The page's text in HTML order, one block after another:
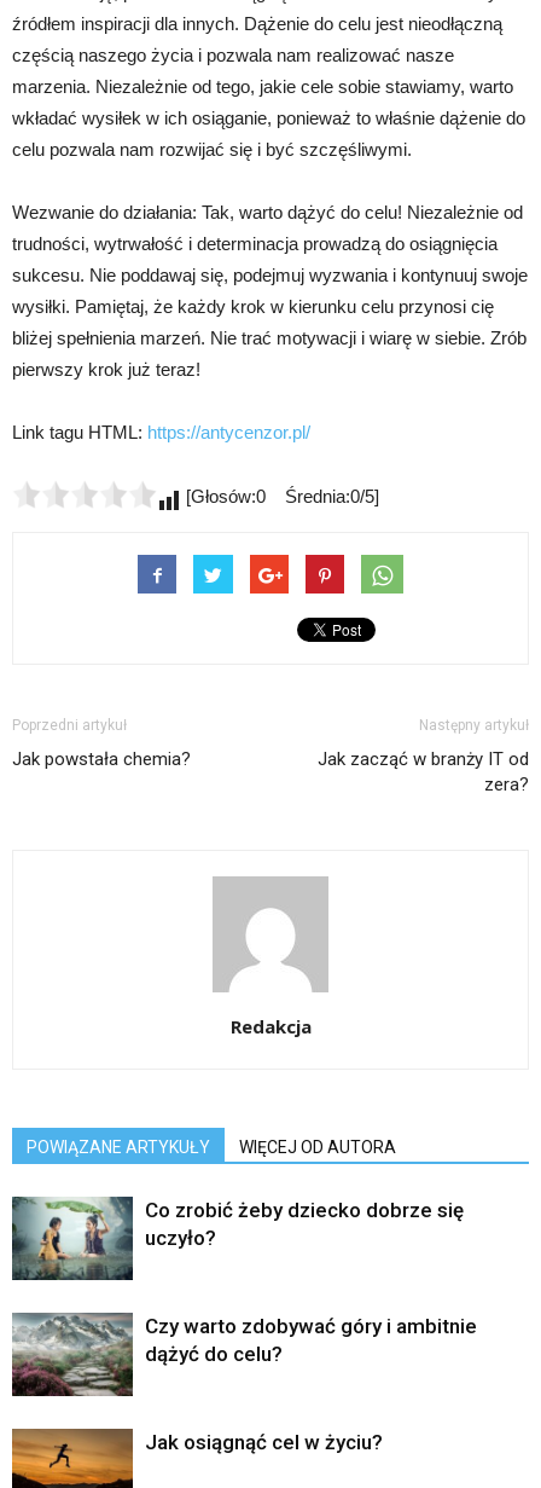
źródłem inspiracji dla innych. Dążenie do celu jest nieodłączną
częścią naszego życia i pozwala nam realizować nasze
marzenia. Niezależnie od tego, jakie cele sobie stawiamy, warto
wkładać wysiłek w ich osiąganie, ponieważ to właśnie dążenie do
celu pozwala nam rozwijać się i być szczęśliwymi.
Wezwanie do działania: Tak, warto dążyć do celu! Niezależnie od
trudności, wytrwałość i determinacja prowadzą do osiągnięcia
sukcesu. Nie poddawaj się, podejmuj wyzwania i kontynuuj swoje
wysiłki. Pamiętaj, że każdy krok w kierunku celu przynosi cię
bliżej spełnienia marzeń. Nie trać motywacji i wiarę w siebie. Zrób
pierwszy krok już teraz!
Link tagu HTML: https://antycenzor.pl/
[Głosów:0 Średnia:0/5]
Poprzedni artykuł
Jak powstała chemia?
Następny artykuł
Jak zacząć w branży IT od
zera?
Redakcja
POWIĄZANE ARTYKUŁY WIĘCEJ OD AUTORA
Co zrobić żeby dziecko dobrze się
uczyło?
Czy warto zdobywać góry i ambitnie
dążyć do celu?
Jak osiągnąć cel w życiu?